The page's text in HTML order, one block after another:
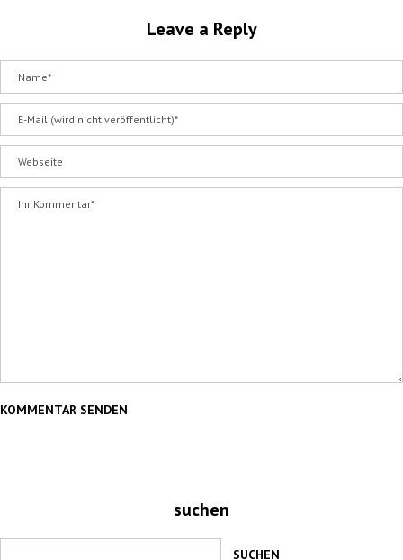
Leave a Reply
suchen